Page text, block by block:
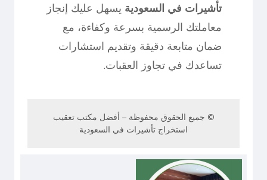
تأشيرات في السعودية يسهل عليك إنجاز
معاملتك الرسمية بسرعة وكفاءة، مع
ضمان متابعة دقيقة وتقديم استشارات
تساعدك في تجاوز العقبات.
© جميع الحقوق محفوظة – أفضل مكتب تعقيب
استخراج تأشيرات في السعودية